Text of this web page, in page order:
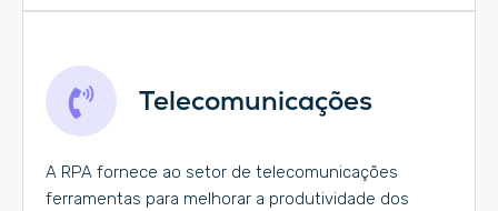
Telecomunicações
A RPA fornece ao setor de telecomunicações
ferramentas para melhorar a produtividade dos